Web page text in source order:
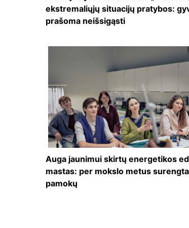
ekstremaliųjų situacijų pratybos:
prašoma neišsigąsti
Auga jaunimui skirtų energetikos
mastas: per mokslo metus
pamokų